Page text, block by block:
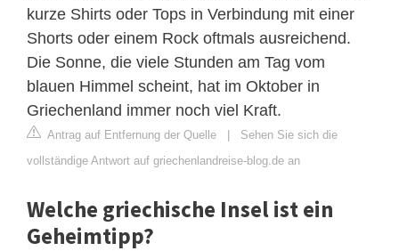
kurze Shirts oder Tops in Verbindung mit einer
Shorts oder einem Rock oftmals ausreichend.
Die Sonne, die viele Stunden am Tag vom
blauen Himmel scheint, hat im Oktober in
Griechenland immer noch viel Kraft.
Antrag auf Entfernung der Quelle | Sehen Sie sich die
vollständige Antwort auf griechenlandreise-blog.de an
Welche griechische Insel ist ein
Geheimtipp?